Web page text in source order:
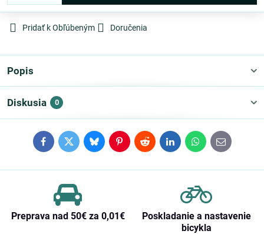
Pridať k Obľúbeným Doručenia
Popis
Diskusia 0
FacebookTwitterBlueskyPinterestRedditLinkedInWhatsApp
E-
mail
Preprava nad 50€ za 0,01€
Poskladanie a nastavenie
bicykla